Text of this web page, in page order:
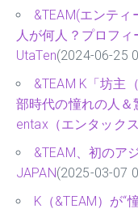
&TEAM(エンテ
人が何人？プロフ
UtaTen(2024-06-25
&TEAM K「坊主
部時代の憧れの人
entax（エンタックス
&TEAM、初のア
JAPAN(2025-03-07
K（&TEAM）が“